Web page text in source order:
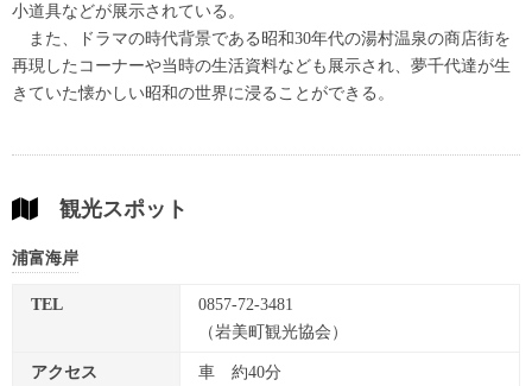
小道具などが展示されている。
また、ドラマの時代背景である昭和30年代の湯村温泉の商店街を
再現したコーナーや当時の生活資料なども展示され、夢千代達が生
きていた懐かしい昭和の世界に浸ることができる。
観光スポット
浦富海岸
TEL
0857-72-3481
（岩美町観光協会）
アクセス 車 約40分